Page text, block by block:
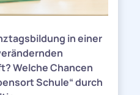
in einer
Welche Chancen
Schule“ durch